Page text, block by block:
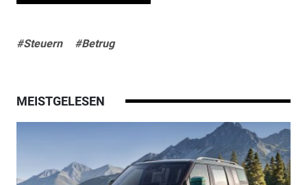
#Steuern #Betrug
MEISTGELESEN